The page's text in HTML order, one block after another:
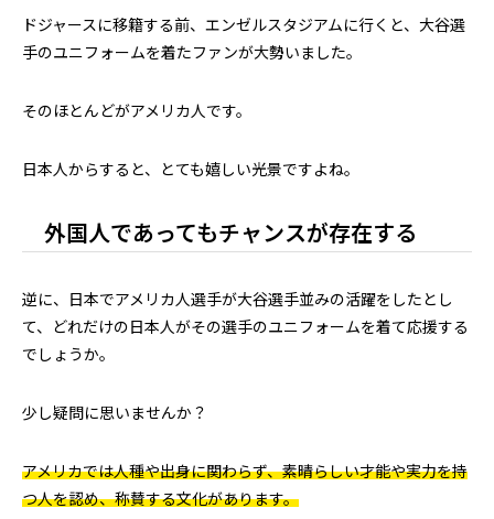
ドジャースに移籍する前、エンゼルスタジアムに行くと、大谷選
手のユニフォームを着たファンが大勢いました。
そのほとんどがアメリカ人です。
日本人からすると、とても嬉しい光景ですよね。
外国人であってもチャンスが存在する
逆に、日本でアメリカ人選手が大谷選手並みの活躍をしたとし
て、どれだけの日本人がその選手のユニフォームを着て応援する
でしょうか。
少し疑問に思いませんか？
アメリカでは人種や出身に関わらず、素晴らしい才能や実力を持
つ人を認め、称賛する文化があります。